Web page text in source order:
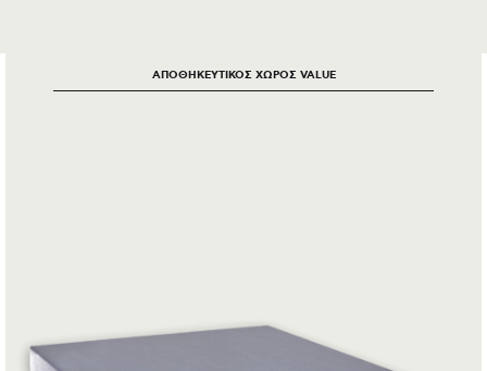
ΑΠΟΘΗΚΕΥΤΙΚΟΣ ΧΩΡΟΣ VALUE